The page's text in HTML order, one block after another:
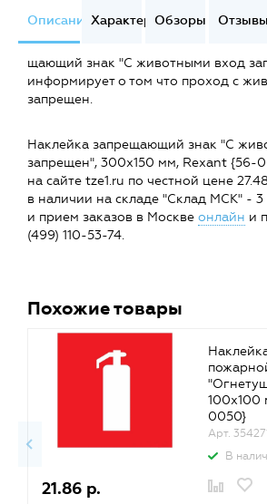
ОписаниеХарактеристики
Обзоры Отзывы
щающий знак "С животными вход
информирует о том что проход с
запрещен.
Наклейка запрещающий знак "С
запрещен", 300х150 мм, Rexant {56-
на сайте tze1.ru по честной цене
в наличии на складе "Склад МСК" - 3
и прием заказов в Москве онлайн и
(499) 110-53-74.
Похожие товары
100х100
0050}
Арт. 354271
В
21.86 р.